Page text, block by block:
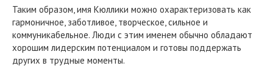
Таким образом, имя Кюллики можно охарактеризовать как
гармоничное, заботливое, творческое, сильное и
коммуникабельное. Люди с этим именем обычно обладают
хорошим лидерским потенциалом и готовы поддержать
других в трудные моменты.